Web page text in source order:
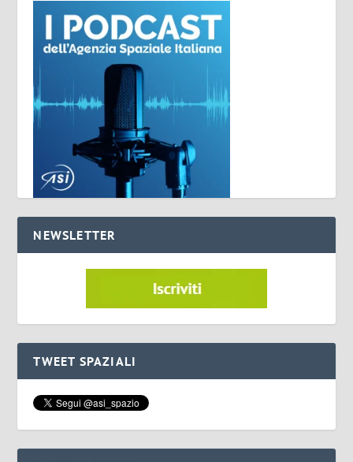
NEWSLETTER
TWEET SPAZIALI